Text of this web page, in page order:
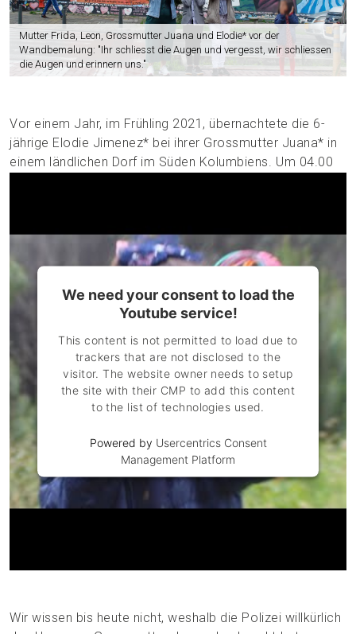
Mutter Frida, Leon, Grossmutter Juana und Elodie* vor der
Wandbemalung: "Ihr schliesst die Augen und vergesst, wir schliessen
die Augen und erinnern uns."
Vor einem Jahr, im Frühling 2021, übernachtete die 6-
jährige Elodie Jimenez* bei ihrer Grossmutter Juana* in
einem ländlichen Dorf im Süden Kolumbiens. Um 04.00
Angst sitzt dem kleinen Mädchen nach diesem Vorfall
tief in den Knochen. Im kurzen Gespräch mit einer
Arbeitskollegin von mir schildert Elodie uns, was genau
geschehen ist.We need your consent to load the
Youtube service!
This content is not permitted to load due to
trackers that are not disclosed to the
visitor. The website owner needs to setup
the site with their CMP to add this content
to the list of technologies used.
Powered by Usercentrics Consent
Management Platform
Wir wissen bis heute nicht, weshalb die Polizei willkürlich